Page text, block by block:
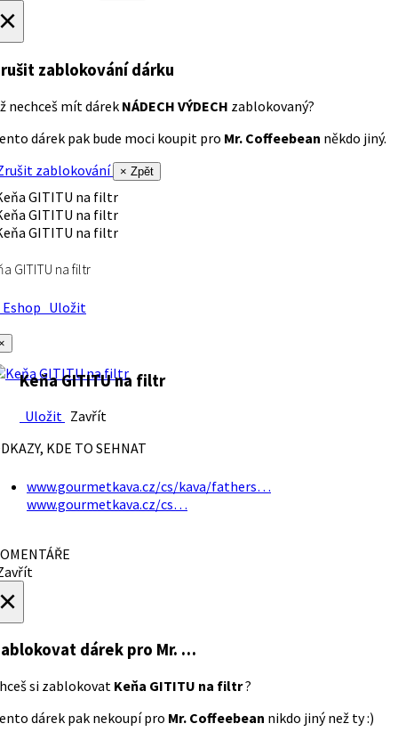
zablokování dárku
nechceš mít dárek NÁDECH VÝDECH zablokovaný?
dárek pak bude moci koupit pro Mr. Coffeebean někdo jiný.
zablokování
× Zpět
GITITU na filtr
Uložit
Keňa GITITU na filtr
Uložit Zavřít
KDE TO SEHNAT
www.gourmetkava.cz/cs/kava/fathers…
www.gourmetkava.cz/cs…
dárek pro Mr. …
si zablokovat Keňa GITITU na filtr?
dárek pak nekoupí pro Mr. Coffeebean nikdo jiný než ty :)